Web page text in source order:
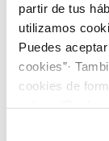
partir de tus
utilizamos
Puedes
cookies”·
cookies de